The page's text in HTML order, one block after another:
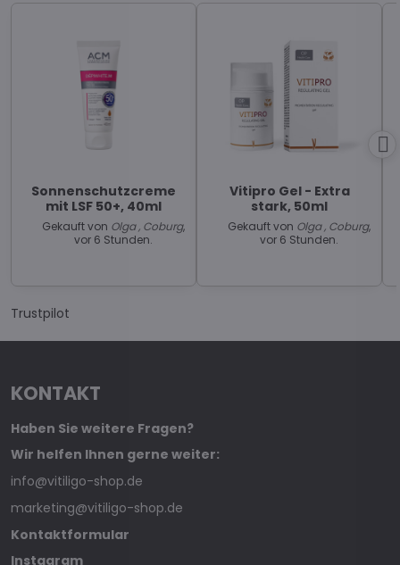
Sonnenschutzcreme
mit LSF 50+, 40ml
Gekauft von Olga , Coburg,
vor 6 Stunden.
Vitipro Gel - Extra
stark, 50ml
Gekauft von Olga , Coburg,
vor 6 Stunden.
Trustpilot
KONTAKT
Haben Sie weitere Fragen?
Wir helfen Ihnen gerne weiter:
info@vitiligo-shop.de
marketing@vitiligo-shop.de
Kontaktformular
Instagram